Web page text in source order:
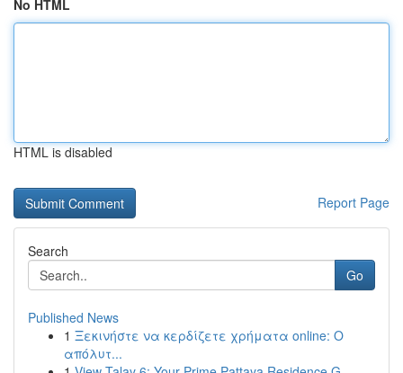
No HTML
HTML is disabled
Report Page
Search
Go
Published News
1 Ξεκινήστε να κερδίζετε χρήματα online: Ο
απόλυτ...